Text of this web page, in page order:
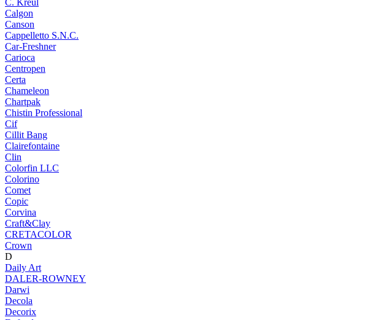
C. Kreul
Calgon
Canson
Cappelletto S.N.C.
Car-Freshner
Carioca
Centropen
Certa
Chameleon
Chartpak
Chistin Professional
Cif
Cillit Bang
Clairefontaine
Clin
Colorfin LLC
Colorino
Comet
Copic
Corvina
Craft&Clay
CRETACOLOR
Crown
D
Daily Art
DALER-ROWNEY
Darwi
Decola
Decorix